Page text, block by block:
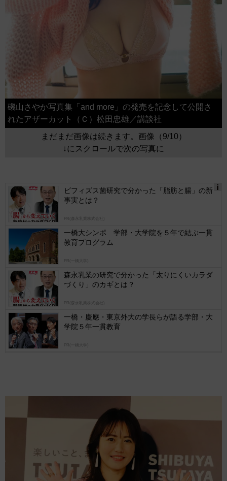
磯山さやか写真集「and more」の発売を記念して公開さ
れたアザーカット（Ｃ）松田忠雄／講談社
まだまだ画像は続きます。画像（9/10）
↓にスクロールで次の写真に
ビフィズス菌研究で分かった「脂肪と腸」の新
事実とは？
PR(森永乳業株式会社)
一橋大シンポ 学部・大学院を５年で結ぶ一貫
教育プログラム
PR(一橋大学)
森永乳業の研究で分かった「太りにくいカラダ
づくり」のカギとは？
PR(森永乳業株式会社)
一橋・慶應・東京外大の学長らが語る学部・大
学院５年一貫教育
PR(一橋大学)